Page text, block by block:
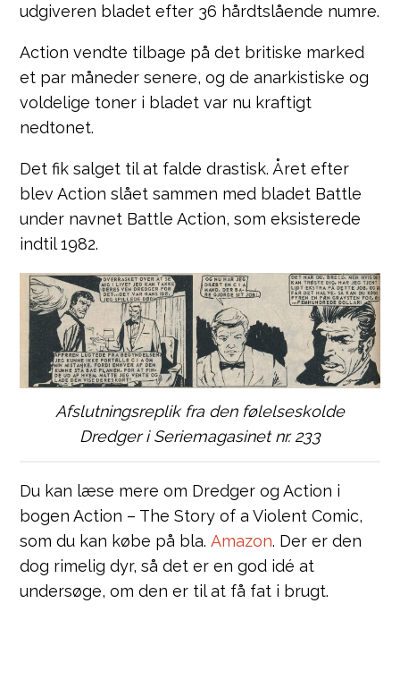
udgiveren bladet efter 36 hårdtslående numre.
Action vendte tilbage på det britiske marked
et par måneder senere, og de anarkistiske og
voldelige toner i bladet var nu kraftigt
nedtonet.
Det fik salget til at falde drastisk. Året efter
blev Action slået sammen med bladet Battle
under navnet Battle Action, som eksisterede
indtil 1982.
Afslutningsreplik fra den følelseskolde
Dredger i Seriemagasinet nr. 233
Du kan læse mere om Dredger og Action i
bogen Action – The Story of a Violent Comic,
som du kan købe på bla.Amazon. Der er den
dog rimelig dyr, så det er en god idé at
undersøge, om den er til at få fat i brugt.